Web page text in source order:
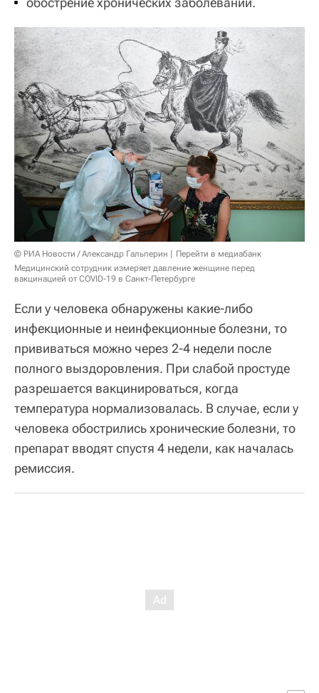
© РИА Новости / Александр Гальперин
Перейти в медиабанк
Медицинский сотрудник измеряет давление женщине перед
вакцинацией от COVID-19 в Санкт-Петербурге
Если у человека обнаружены какие-либо
инфекционные и неинфекционные болезни, то
прививаться можно через 2-4 недели после
полного выздоровления. При слабой простуде
разрешается вакцинироваться, когда
температура нормализовалась. В случае, если у
человека обострились хронические болезни, то
препарат вводят спустя 4 недели, как началась
ремиссия.